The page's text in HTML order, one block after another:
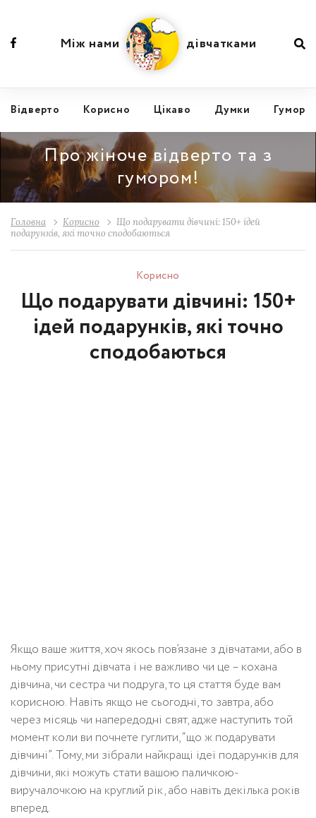
Відвертo Корисно Цікаво Думки Гумор
Між нами дівчатками
Про жіноче відверто та з
гумором!
Головна Корисно
Що подарувати дівчині: 150+ ідей
подарунків, які точно сподобаються
Корисно
Що подарувати дівчині: 150+
ідей подарунків, які точно
сподобаються
Якщо ваше життя, хоч якось пов’язане з дівчатами, або в
ньому присутні дівчата і не важливо чи це – кохана
дівчина, чи сестра чи подруга, то ця стаття буде вам
корисною. Навіть якщо не сьогодні, то завтра, або
через місяць чи напередодні свят, адже наступить той
момент коли ви почнете гуглити, “що ж подарувати
дівчині”. Тому, ми зібрали найкращі ідеї подарунків для
дівчини, які можуть стати вашою паличкою-
виручалочкою на круглий рік, або навіть декілька років
вперед.